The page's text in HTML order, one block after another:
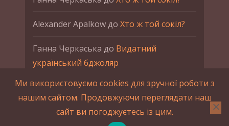
Alexander Apalkowдо Хто ж той сокіл?
Ганна Черкаська до Видатний
український бджоляр
Ганна ЧеркаськадоПетро Франко
2015-2023 © UAHistory Всі права застережено.
Ми використовуємо cookies для зручної роботи з
нашим сайтом. Продовжуючи переглядати наш
сайт ви погоджуєтесь із цим.